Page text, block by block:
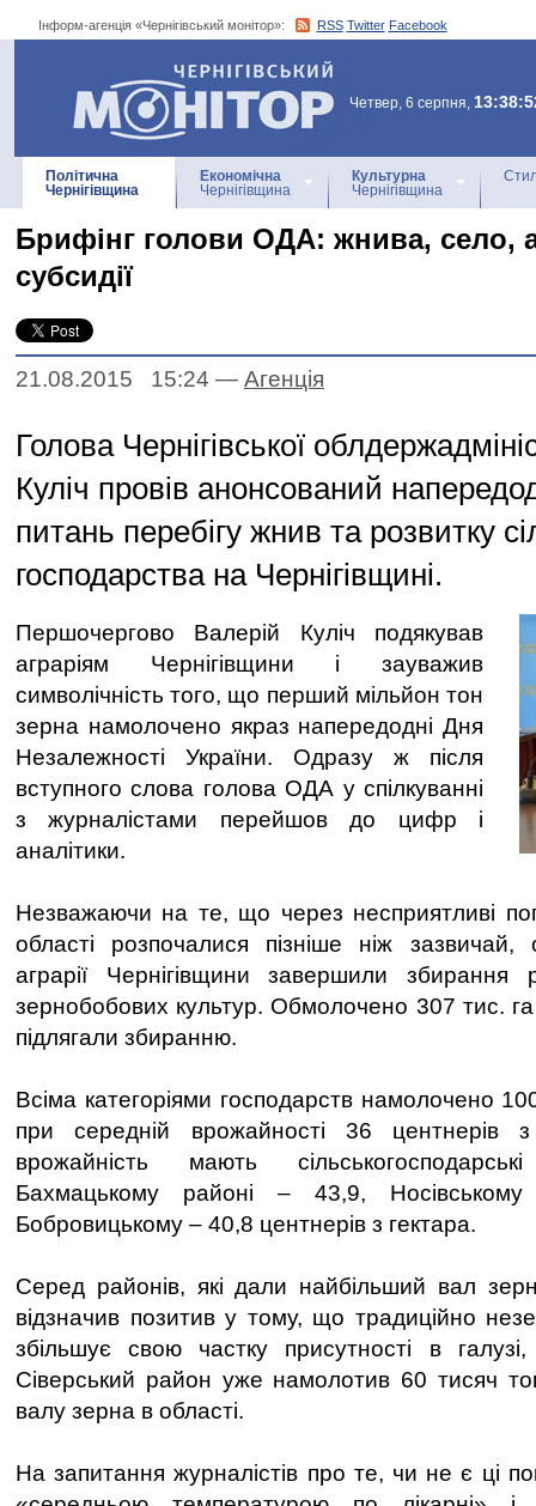
Інформ-агенція «Чернігівський монітор»: RSS Twitter Facebook
Інформ-агенція
«Чернігівський монітор»
Четвер, 6 серпня,
Політична
Чернігівщина
Економічна
Чернігівщина
Культурна
Чернігівщина
Брифінг голови ОДА: жнива, село,
субсидії
21.08.2015 15:24 — Агенцiя
Голова Чернігівської
Куліч провів анонсований
питань перебігу жнив та розвитку
господарства на Чернігівщині.
Першочергово Валерій Куліч подякував
аграріям Чернігівщини і зауважив
символічність того, що перший мільйон тон
зерна намолочено якраз напередодні Дня
Незалежності України. Одразу ж після
вступного слова голова ОДА у спілкуванні
з журналістами перейшов до цифр і
аналітики.
Незважаючи на те, що через несприятливі
області розпочалися пізніше ніж зазвичай,
аграрії Чернігівщини завершили збирання
зернобобових культур. Обмолочено 307 тис.
підлягали збиранню.
Всіма категоріями господарств намолочено
при середній врожайності 36 центнерів
врожайність мають
Бахмацькому районі – 43,9,
Бобровицькому – 40,8 центнерів з гектара.
Серед районів, які дали найбільший вал
відзначив позитив у тому, що традиційно
збільшує свою частку присутності в
Сіверський район уже намолотив 60 тисяч
валу зерна в області.
На запитання журналістів про те, чи не є ці